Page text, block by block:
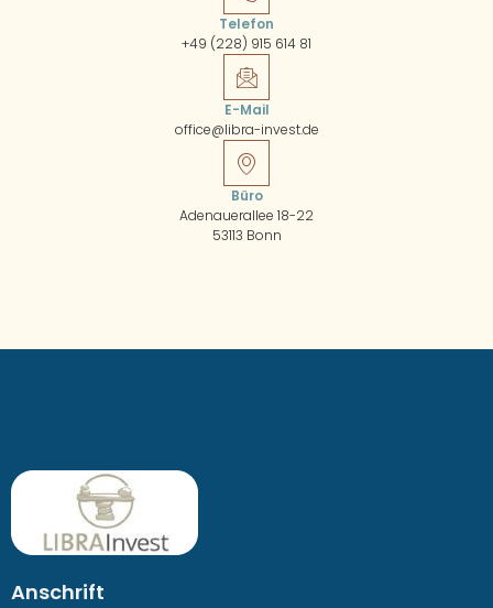
Telefon
+49 (228) 915 614 81
E-Mail
office@libra-invest.de
Büro
Adenauerallee 18-22
53113 Bonn
Anschrift